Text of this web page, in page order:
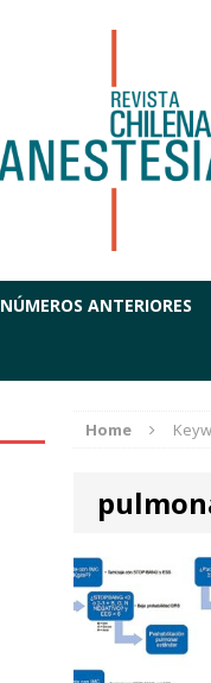
NÚMEROS ANTERIORES
Home